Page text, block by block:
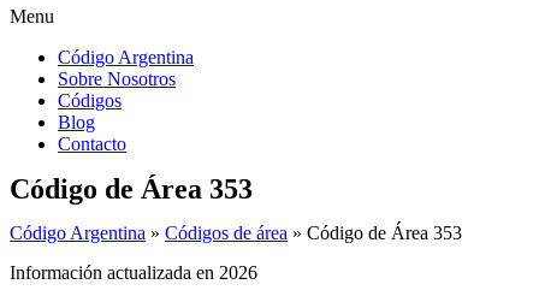
Menu
Código Argentina
Sobre Nosotros
Códigos
Blog
Contacto
Código de Área 353
Código Argentina » Códigos de área » Código de Área 353
Información actualizada en 2026